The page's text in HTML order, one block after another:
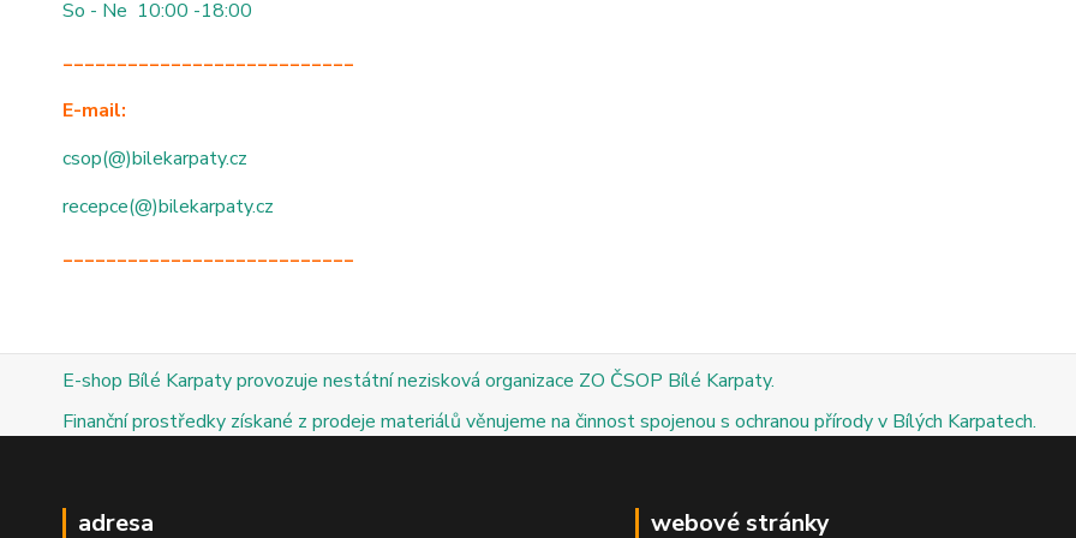
So - Ne 10:00 -18:00
___________________________
E-mail:
csop(@)bilekarpaty.cz
recepce(@)bilekarpaty.cz
___________________________
E-shop Bílé Karpaty provozuje nestátní nezisková organizace ZO ČSOP Bílé Karpaty.
Finanční prostředky získané z prodeje materiálů věnujeme na činnost spojenou s ochranou přírody v Bílých Karpatech.
adresa webové stránky